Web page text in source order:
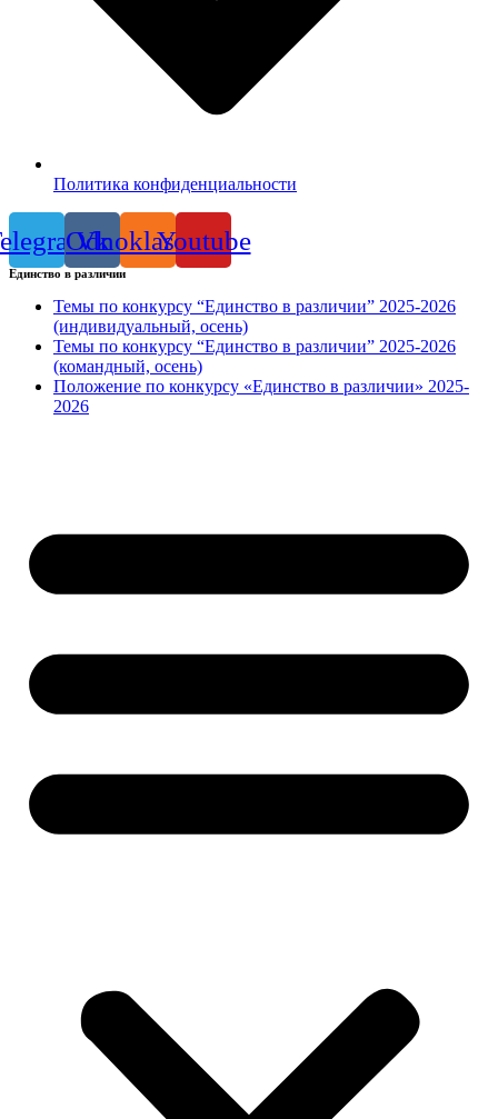
Политика конфиденциальности
Vk
Odnoklassniki
Youtube
Единство в различии
Темы по конкурсу “Единство в различии” 2025-2026
(индивидуальный, осень)
Темы по конкурсу “Единство в различии” 2025-2026
(командный, осень)
Положение по конкурсу «Единство в различии» 2025-
2026